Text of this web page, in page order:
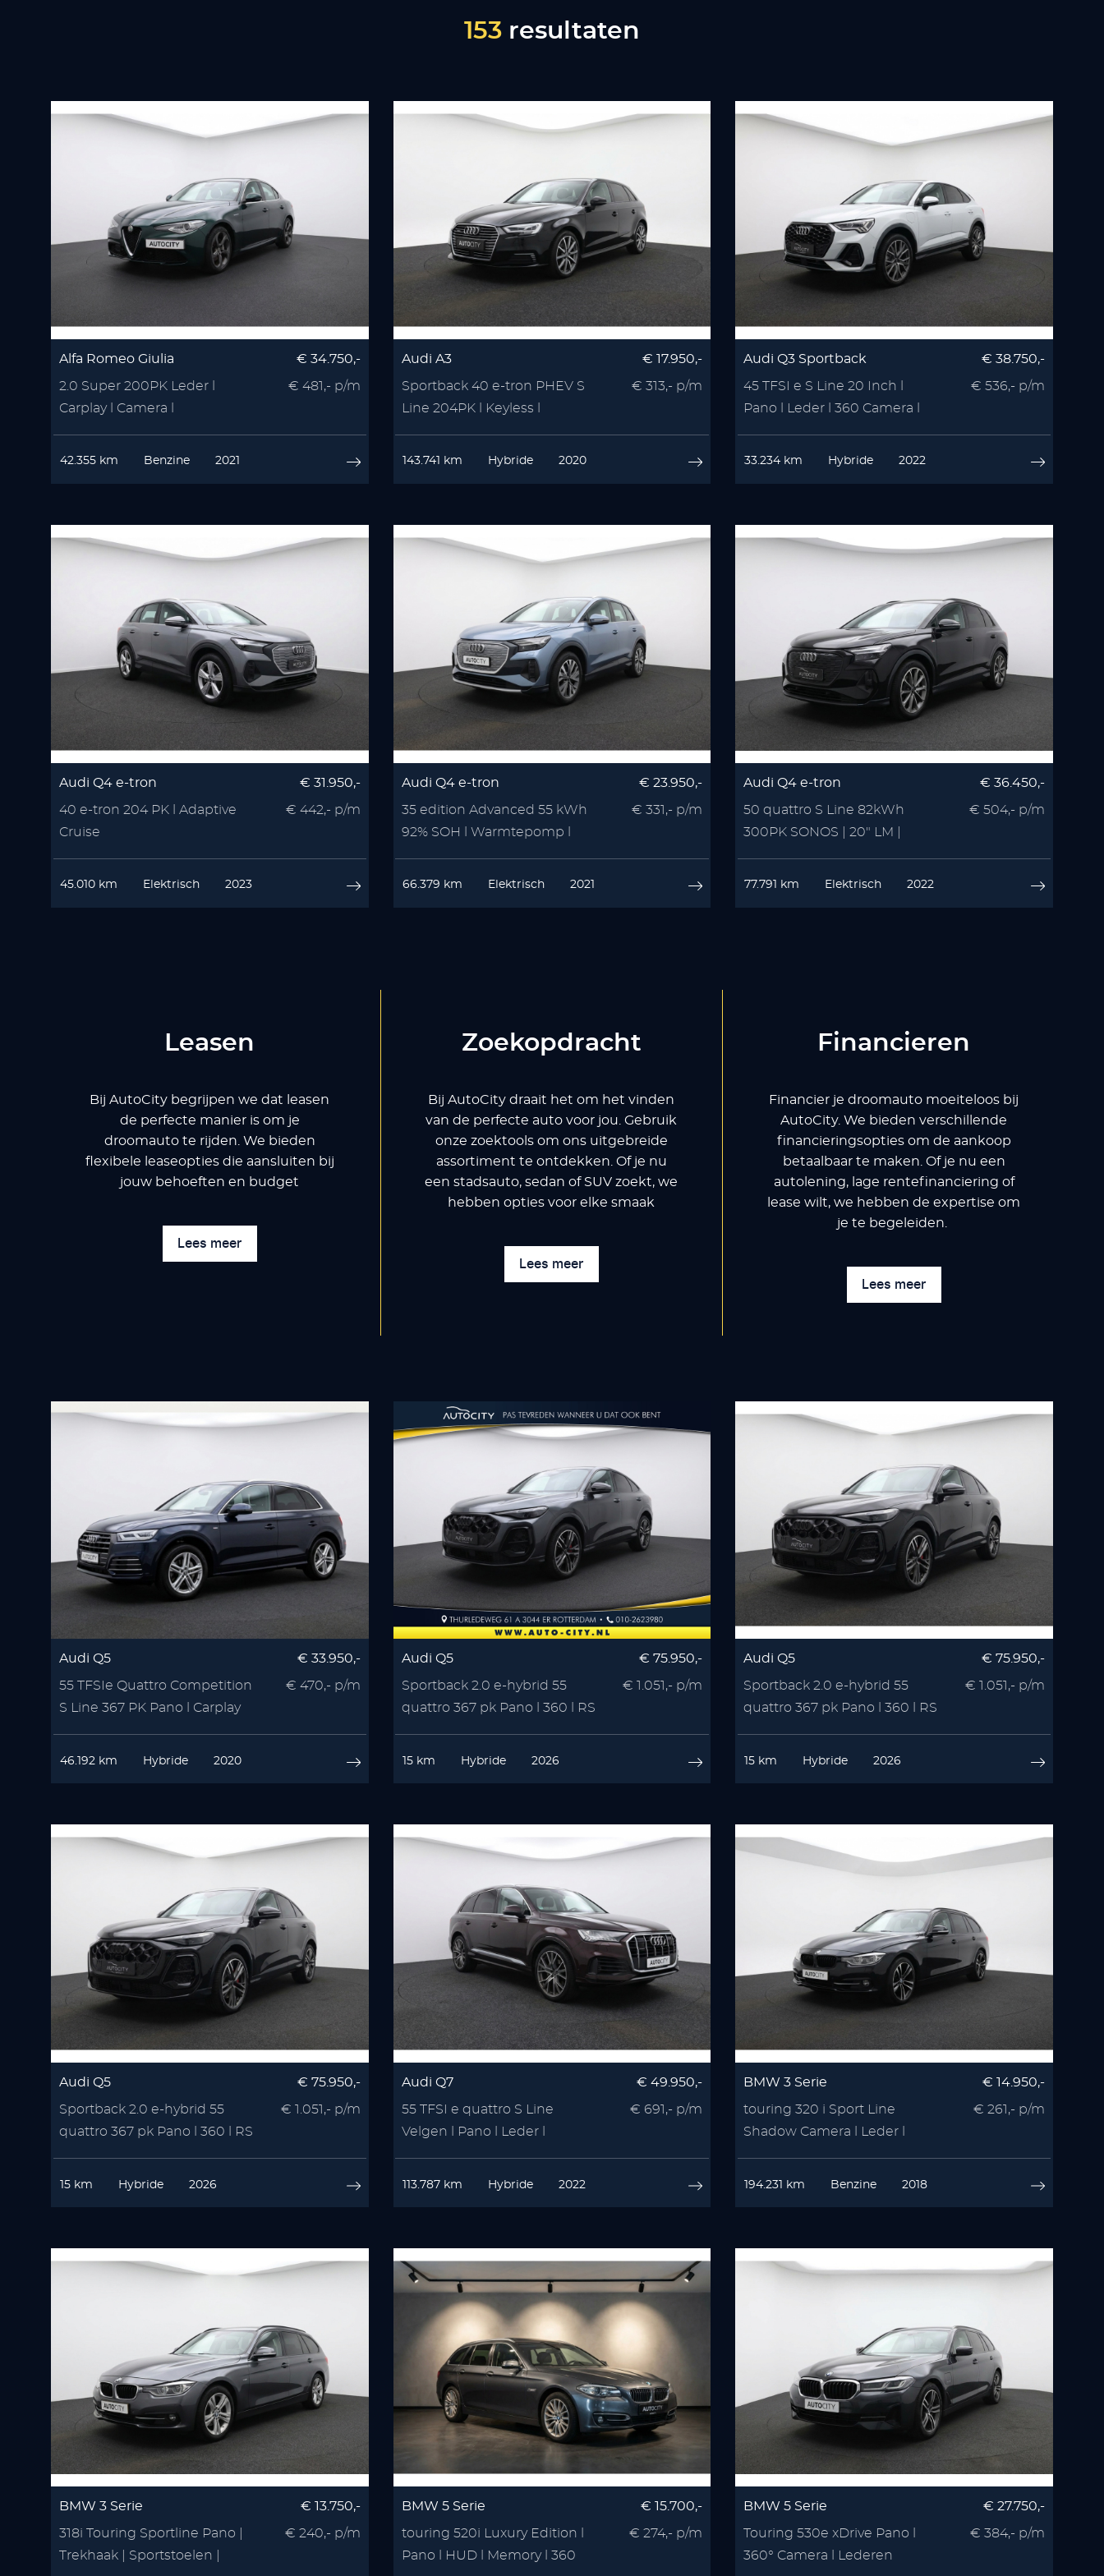
153 resultaten
Alfa Romeo Giulia
2.0 Super 200PK Leder l
Carplay l Camera l
€ 34.750,-
€ 481,- p/m
42.355 km Benzine 2021
Audi A3
Sportback 40 e-tron PHEV S
Line 204PK l Keyless l
€ 17.950,-
€ 313,- p/m
143.741 km Hybride 2020
Audi Q3 Sportback
45 TFSI e S Line 20 Inch l
Pano l Leder l 360 Camera l
€ 38.750,-
€ 536,- p/m
33.234 km Hybride 2022
Audi Q4 e-tron
40 e-tron 204 PK l Adaptive
Cruise
€ 31.950,-
€ 442,- p/m
45.010 km Elektrisch 2023
Audi Q4 e-tron
35 edition Advanced 55 kWh
92% SOH l Warmtepomp l
€ 23.950,-
€ 331,- p/m
66.379 km Elektrisch 2021
Audi Q4 e-tron
50 quattro S Line 82kWh
300PK SONOS | 20" LM |
€ 36.450,-
€ 504,- p/m
77.791 km Elektrisch 2022
Leasen
Bij AutoCity begrijpen we dat leasen
de perfecte manier is om je
droomauto te rijden. We bieden
flexibele leaseopties die aansluiten bij
jouw behoeften en budget
Lees meer
Zoekopdracht
Bij AutoCity draait het om het vinden
van de perfecte auto voor jou. Gebruik
onze zoektools om ons uitgebreide
assortiment te ontdekken. Of je nu
een stadsauto, sedan of SUV zoekt, we
hebben opties voor elke smaak
Lees meer
Financieren
Financier je droomauto moeiteloos bij
AutoCity. We bieden verschillende
financieringsopties om de aankoop
betaalbaar te maken. Of je nu een
autolening, lage rentefinanciering of
lease wilt, we hebben de expertise om
je te begeleiden.
Lees meer
Audi Q5
55 TFSIe Quattro Competition
S Line 367 PK Pano l Carplay
€ 33.950,-
€ 470,- p/m
46.192 km Hybride 2020
Audi Q5
Sportback 2.0 e-hybrid 55
quattro 367 pk Pano l 360 l RS
€ 75.950,-
€ 1.051,- p/m
15 km Hybride 2026
Audi Q5
Sportback 2.0 e-hybrid 55
quattro 367 pk Pano l 360 l RS
€ 75.950,-
€ 1.051,- p/m
15 km Hybride 2026
Audi Q5
Sportback 2.0 e-hybrid 55
quattro 367 pk Pano l 360 l RS
€ 75.950,-
€ 1.051,- p/m
15 km Hybride 2026
Audi Q7
55 TFSI e quattro S Line
Velgen l Pano l Leder l
€ 49.950,-
€ 691,- p/m
113.787 km Hybride 2022
BMW 3 Serie
touring 320 i Sport Line
Shadow Camera l Leder l
€ 14.950,-
€ 261,- p/m
194.231 km Benzine 2018
BMW 3 Serie
318i Touring Sportline Pano |
Trekhaak | Sportstoelen |
€ 13.750,-
€ 240,- p/m
BMW 5 Serie
touring 520i Luxury Edition l
Pano l HUD l Memory l 360
€ 15.700,-
€ 274,- p/m
BMW 5 Serie
Touring 530e xDrive Pano l
360° Camera l Lederen
€ 27.750,-
€ 384,- p/m